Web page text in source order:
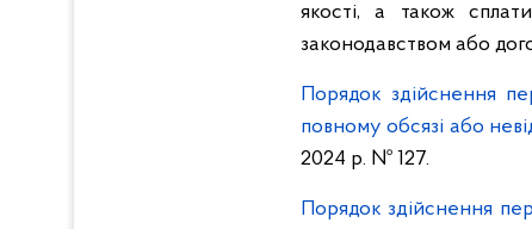
якості, а також
законодавством або
Порядок здійснення
повному обсязі або
2024 р. № 127.
Порядок здійснення